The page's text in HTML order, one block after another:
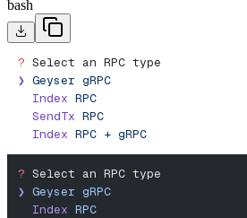
bash
? Select an RPC type
❯ Geyser gRPC
  Index
RPC
  SendTx
RPC
  Index
RPC + gRPC
? Select an RPC type
❯ Geyser gRPC
  Index
RPC